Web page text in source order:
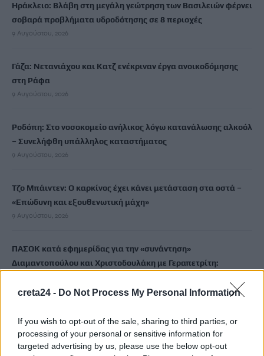
creta24 - Do Not Process My Personal Information
If you wish to opt-out of the sale, sharing to third parties, or
processing of your personal or sensitive information for
targeted advertising by us, please use the below opt-out
Ηράκλειο: Βλάβη στη μεγάλη γεώτρηση των Βασιλειών φέρνει
σοβαρά προβλήματα υδροδότησης σε 8 περιοχές
9 Αυγούστου, 2026
Γάζα: Νετανιάχου και Κατζ ενέκριναν έργα ανοικοδόμησης
στη Ράφα
9 Αυγούστου, 2026
Ροδόπη: Στο νοσοκομείο ανήλικος λόγω κατανάλωσης αλκοόλ
– Συνελήφθη υπάλληλος καταστήματος
9 Αυγούστου, 2026
Τζο Μπάιντεν: Ο καρκίνος έχει κάνει μετάσταση στα οστά –
«Επώδυνη και εξουθενωτική μάχη»
9 Αυγούστου, 2026
ΠΑΣΟΚ κατά εφημερίδας για την «συνάντηση»
Διαμαντοπούλου και Χριστοδουλάκη με Γεραπετρίτη:
9 Αυγούστου, 2026
Νέα μελέτη ρίχνει φως στο μυστήριο του «Καταρράκτη του
Αίματος» στην Ανταρκτική
9 Αυγούστου, 2026